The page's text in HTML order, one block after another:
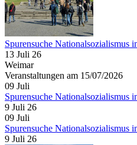
Spurensuche Nationalsozialismus
13 Juli 26
Weimar
Veranstaltungen am 15/07/2026
09 Juli
Spurensuche Nationalsozialismus
9 Juli 26
09 Juli
Spurensuche Nationalsozialismus
9 Juli 26